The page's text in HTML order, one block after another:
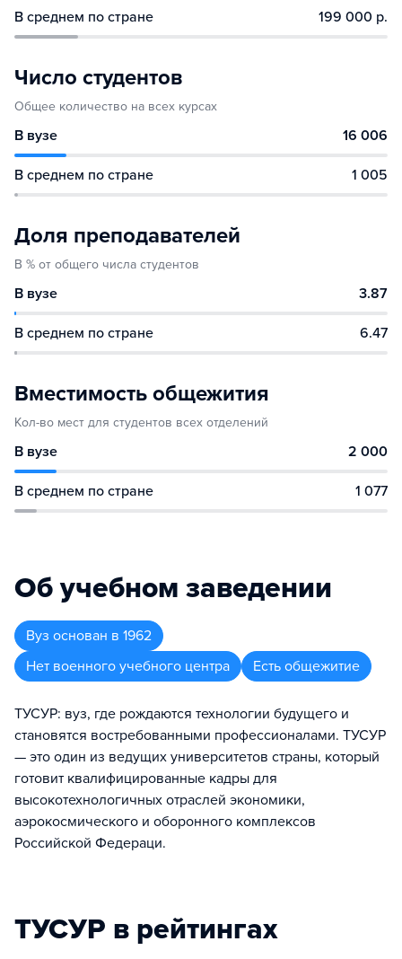
В среднем по стране 199 000 р.
Число студентов
Общее количество на всех курсах
В вузе 16 006
В среднем по стране 1 005
Доля преподавателей
В % от общего числа студентов
В вузе 3.87
В среднем по стране 6.47
Вместимость общежития
Кол-во мест для студентов всех отделений
В вузе 2 000
В среднем по стране 1 077
Об учебном заведении
Вуз основан в 1962
Нет военного учебного центра
Есть общежитие
ТУСУР: вуз, где рождаются технологии будущего и
становятся востребованными профессионалами. ТУСУР
— это один из ведущих университетов страны, который
готовит квалифицированные кадры для
высокотехнологичных отраслей экономики,
аэрокосмического и оборонного комплексов
Российской Федераци.
ТУСУР в рейтингах